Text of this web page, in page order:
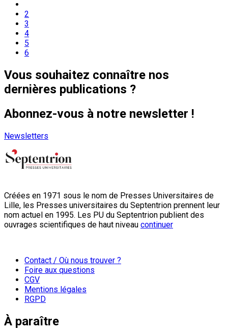
2
3
4
5
6
Vous souhaitez connaître nos
dernières publications ?
Abonnez-vous à notre newsletter !
Newsletters
Créées en 1971 sous le nom de Presses Universitaires de
Lille, les Presses universitaires du Septentrion prennent leur
nom actuel en 1995. Les PU du Septentrion publient des
ouvrages scientifiques de haut niveau continuer
Contact / Où nous trouver ?
Foire aux questions
CGV
Mentions légales
RGPD
À paraître